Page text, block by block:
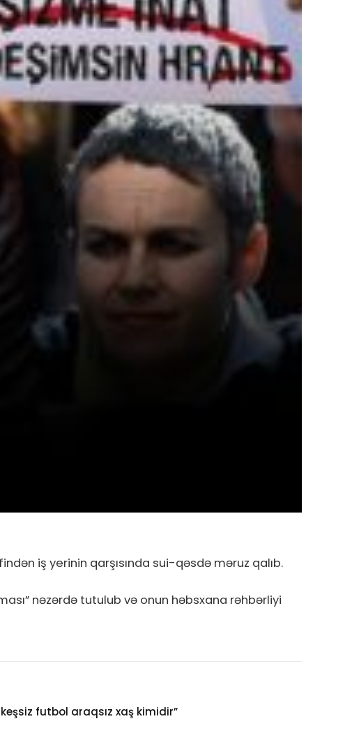
iş yerinin qarşısında sui-qəsdə məruz qalıb.
nəzərdə tutulub və onun həbsxana rəhbərliyi
futbol araqsız xaş kimidir”